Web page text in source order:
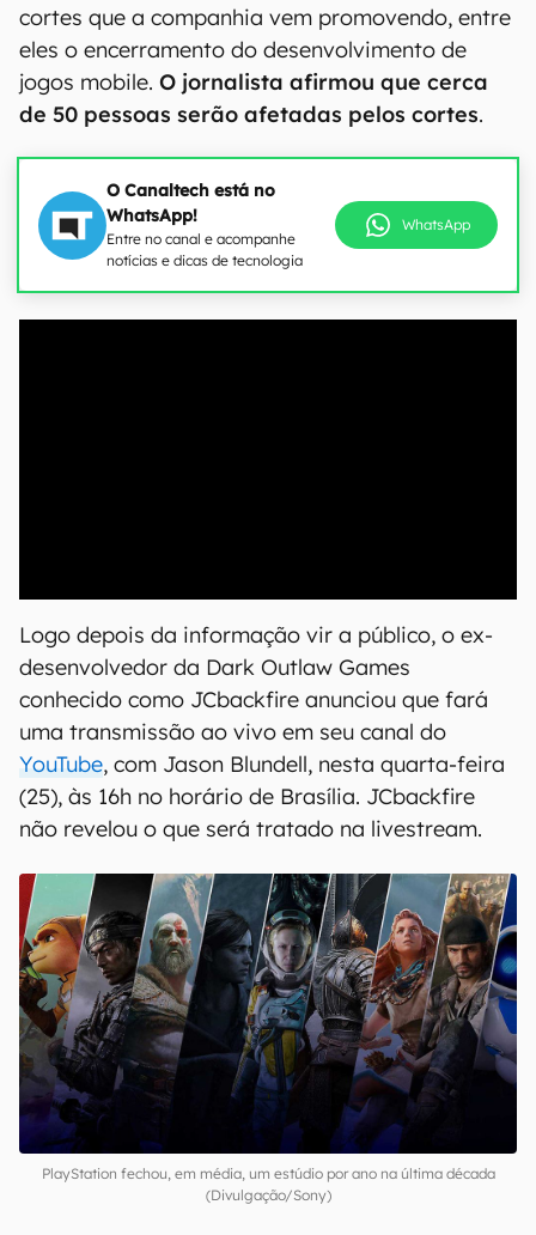
cortes que a companhia vem promovendo, entre
eles o encerramento do desenvolvimento de
jogos mobile. O jornalista afirmou que cerca
de 50 pessoas serão afetadas pelos cortes.
O Canaltech está no
WhatsApp!
Entre no canal e acompanhe
notícias e dicas de tecnologia
WhatsApp
Logo depois da informação vir a público, o ex-
desenvolvedor da Dark Outlaw Games
conhecido como JCbackfire anunciou que fará
uma transmissão ao vivo em seu canal do
YouTube, com Jason Blundell, nesta quarta-feira
(25), às 16h no horário de Brasília. JCbackfire
não revelou o que será tratado na livestream.
PlayStation fechou, em média, um estúdio por ano na última década
(Divulgação/Sony)